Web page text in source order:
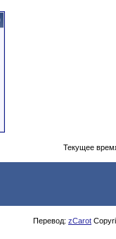
Текущее
Перевод: zCarot